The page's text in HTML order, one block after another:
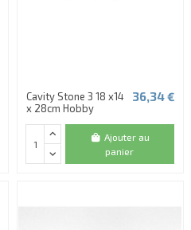
Cavity Stone 3 18 x14
x 28cm Hobby
36,34 €
Ajouter au
panier